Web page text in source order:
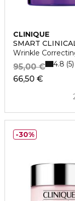
CLINIQUE
SMART
Wrinkle
66,50 €
95,00 € 4.8 5
30%